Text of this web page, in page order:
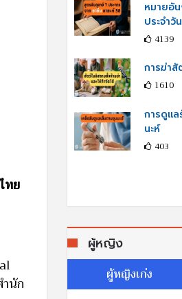
ทย
นัก
หมายอั
ประจำวัน
4139
การฆ่าสั
1610
การดูแล
นะห์
403
ผู้หญิง
ผู้หญิงเก่ง